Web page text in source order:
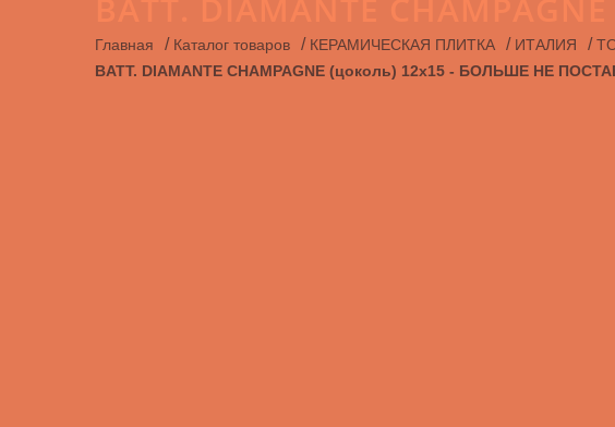
Главная / Каталог товаров / КЕРАМИЧЕСКАЯ ПЛИТКА / ИТАЛИЯ /
BATT. DIAMANTE CHAMPAGNE (цоколь) 12х15 - БОЛЬШЕ НЕ